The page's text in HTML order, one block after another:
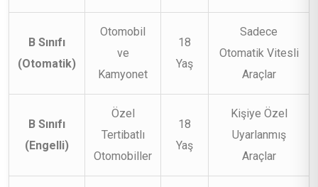
B Sınıfı
(Otomatik)
Otomobil
ve
Kamyonet
18
Yaş
Sadece
Otomatik Vitesli
Araçlar
B Sınıfı
(Engelli)
Özel
Tertibatlı
Otomobiller
18
Yaş
Kişiye Özel
Uyarlanmış
Araçlar